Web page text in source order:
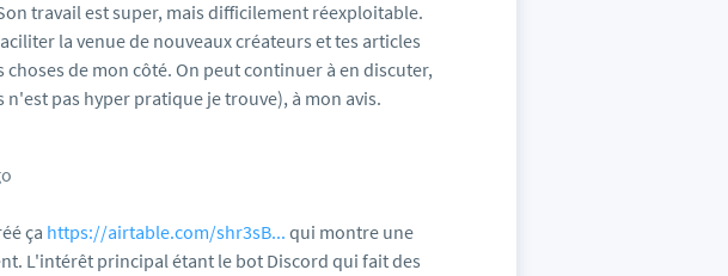
travail est super, mais difficilement réexploitable.
la venue de nouveaux créateurs et tes articles
de mon côté. On peut continuer à en discuter,
pas hyper pratique je trouve), à mon avis.
ça https://airtable.com/shr3sB... qui montre une
L'intérêt principal étant le bot Discord qui fait des